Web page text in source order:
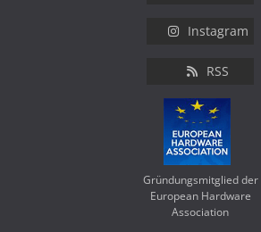
Instagram
RSS
Gründungsmitglied der
European Hardware
Association